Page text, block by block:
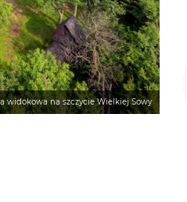
widokowa na szczycie Wielkiej Sowy